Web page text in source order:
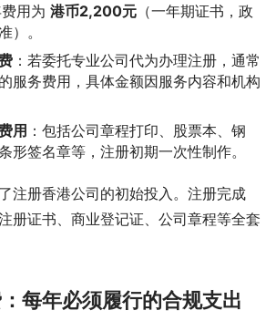
费用为 港币2,200元 （一年期证书，政
）。
：若委托专业公司代为办理注册，通常
服务费用，具体金额因服务内容和机构
用 ：包括公司章程打印、股票本、钢
形签名章等，注册初期一次性制作。
注册香港公司的初始投入。注册完成
册证书、商业登记证、公司章程等全套
每年必须履行的合规支出